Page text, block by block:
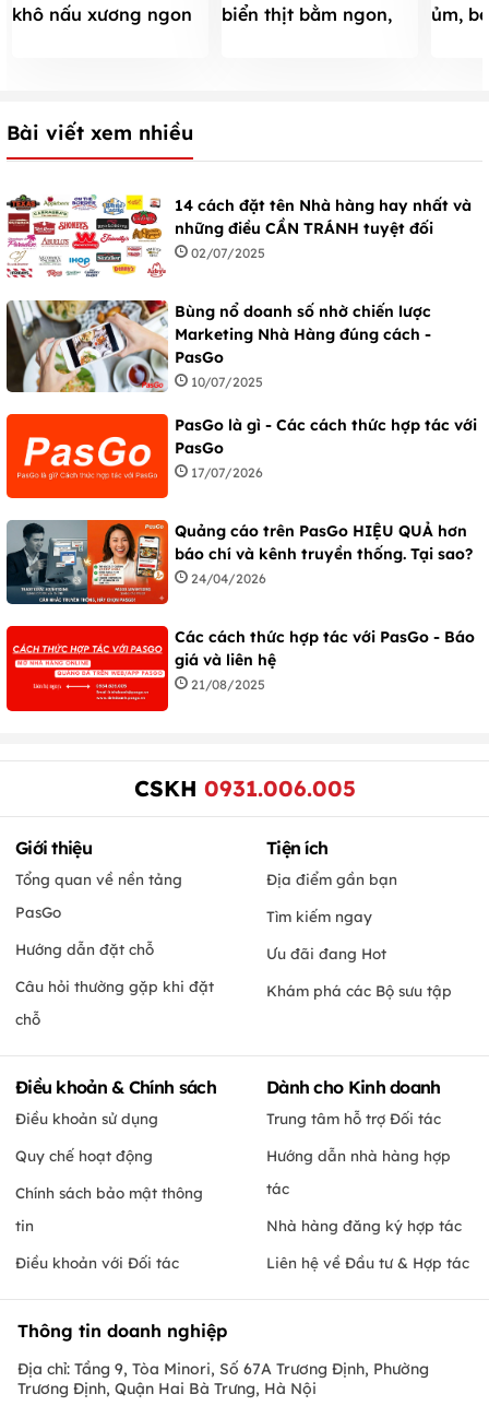
khô nấu xương ngon
biển thịt bằm ngon,
ủm,
Bài viết xem nhiều
14 cách đặt tên Nhà hàng hay nhất và
những điều CẦN TRÁNH tuyệt đối
02/07/2025
Bùng nổ doanh số nhờ chiến lược
Marketing Nhà Hàng đúng cách -
PasGo
10/07/2025
PasGo là gì - Các cách thức hợp tác với
PasGo
17/07/2026
Quảng cáo trên PasGo HIỆU QUẢ hơn
báo chí và kênh truyền thống. Tại sao?
24/04/2026
Các cách thức hợp tác với PasGo - Báo
giá và liên hệ
21/08/2025
CSKH 0931.006.005
Giới thiệu
Tổng quan về nền tảng
PasGo
Hướng dẫn đặt chỗ
Câu hỏi thường gặp khi đặt
chỗ
Tiện ích
Địa điểm gần bạn
Tìm kiếm ngay
Ưu đãi đang Hot
Khám phá các Bộ sưu tập
Điều khoản & Chính sách
Điều khoản sử dụng
Quy chế hoạt động
Chính sách bảo mật thông
tin
Điều khoản với Đối tác
Dành cho Kinh doanh
Trung tâm hỗ trợ Đối tác
Hướng dẫn nhà hàng hợp
tác
Nhà hàng đăng ký hợp tác
Liên hệ về Đầu tư & Hợp tác
Thông tin doanh nghiệp
Địa chỉ: Tầng 9, Tòa Minori, Số 67A Trương Định, Phường
Trương Định, Quận Hai Bà Trưng, Hà Nội